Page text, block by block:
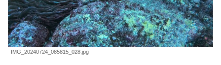
IMG_20240724_085815_028.jpg